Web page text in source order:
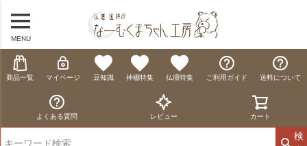
MENU
商品一覧 マイページ 豆知識 神棚特集 仏壇特集 ご利用ガイド 送料について
よくある質問 レビュー カート
検